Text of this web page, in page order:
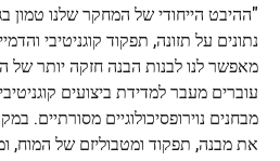
"ההיבט הייחודי של המחקר שלנו
נתונים על תזונה, תפקוד קוגניטיבי
מאפשר לנו לבנות הבנה חזקה יותר של
עוברים מעבר למדידת ביצועים
מבחנים נוירופסיכולוגיים מסורתיים.
את מבנה, תפקוד ומטבוליזם של המוח,